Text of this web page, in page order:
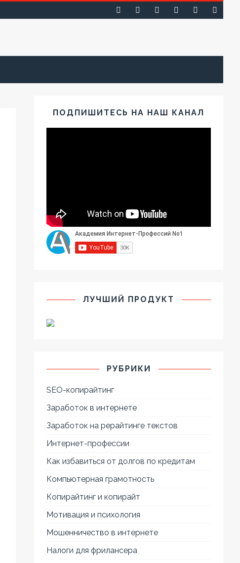
ПОДПИШИТЕСЬ НА НАШ КАНАЛ
ЛУЧШИЙ ПРОДУКТ
РУБРИКИ
SEO-копирайтинг
Заработок в интернете
Заработок на рерайтинге текстов
Интернет-профессии
Как избавиться от долгов по кредитам
Компьютерная грамотность
Копирайтинг и копирайт
Мотивация и психология
Мошенничество в интернете
Налоги для фрилансера